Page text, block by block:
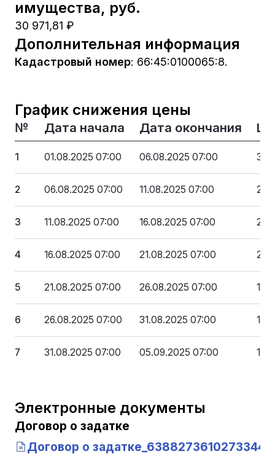
имущества, руб.
30 971,81 ₽
Дополнительная информация
Кадастровый номер: 66:45:0100065:8.
График снижения цены
№ Дата начала Дата окончания
1 01.08.2025 07:00 06.08.2025 07:00 30
2 06.08.2025 07:00 11.08.2025 07:00 27
3 11.08.2025 07:00 16.08.2025 07:00 24
4 16.08.2025 07:00 21.08.2025 07:00 21
5 21.08.2025 07:00 26.08.2025 07:00 18
6 26.08.2025 07:00 31.08.2025 07:00 15
7 31.08.2025 07:00 05.09.2025 07:00 12
Электронные документы
Договор о задатке
Договор о